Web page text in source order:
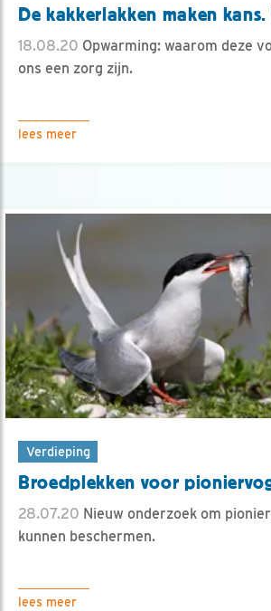
De kakkerlakken maken kans.
18.08.20 Opwarming: waarom deze
ons een zorg zijn.
lees meer
Verdieping
Broedplekken voor
28.07.20 Nieuw onderzoek om
kunnen beschermen.
lees meer